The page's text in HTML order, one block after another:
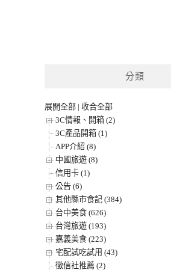
分類
展開全部 | 收合全部
3C情報、開箱 (2)
3C產品開箱 (1)
APP介紹 (8)
中國旅遊 (8)
信用卡 (1)
公告 (6)
其他縣市食記 (384)
台中美食 (626)
台灣旅遊 (193)
嘉義美食 (223)
宅配試吃試用 (43)
徵信社推薦 (2)